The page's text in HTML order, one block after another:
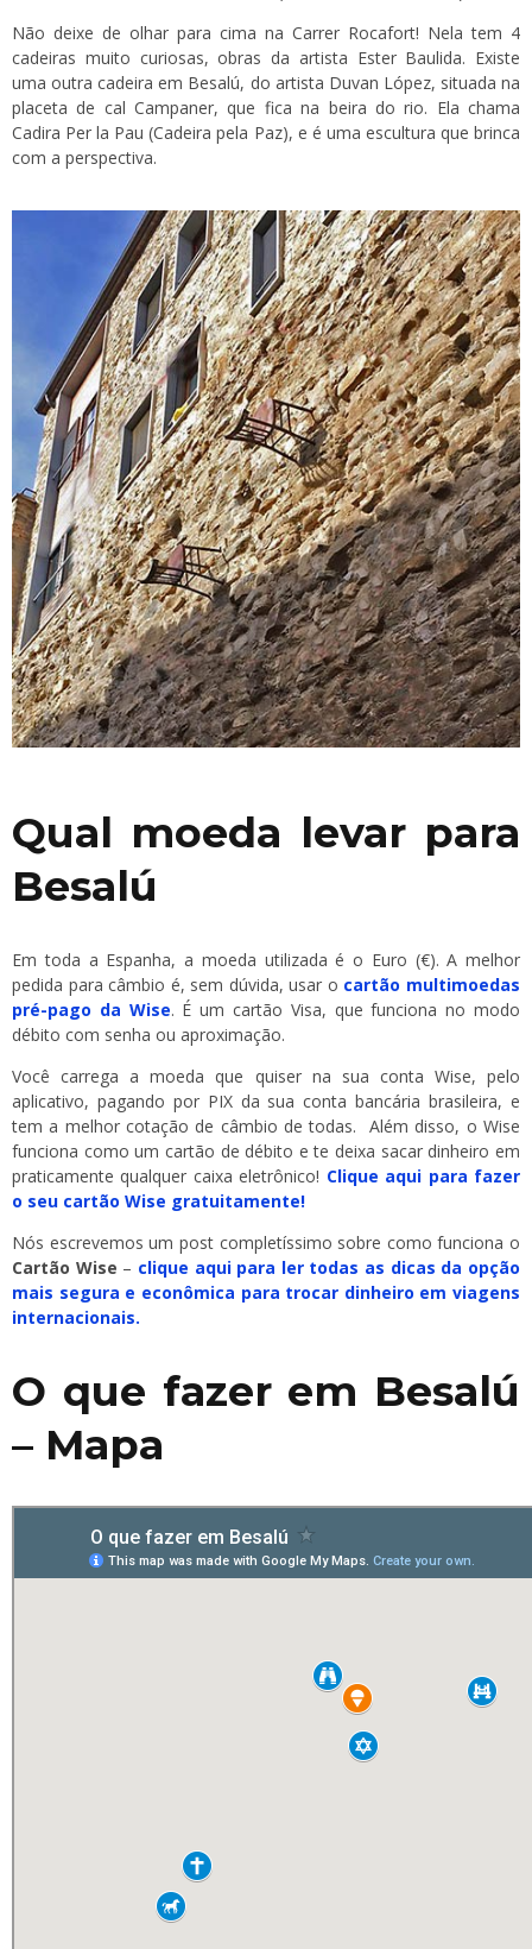
Não deixe de olhar para cima na Carrer Rocafort! Nela tem 4
cadeiras muito curiosas, obras da artista Ester Baulida. Existe
uma outra cadeira em Besalú, do artista Duvan López, situada na
placeta de cal Campaner, que fica na beira do rio. Ela chama
Cadira Per la Pau (Cadeira pela Paz), e é uma escultura que brinca
com a perspectiva.
Qual moeda levar para
Besalú
Em toda a Espanha, a moeda utilizada é o Euro (€). A melhor
pedida para câmbio é, sem dúvida, usar o cartão multimoedas
pré-pago da Wise. É um cartão Visa, que funciona no modo
débito com senha ou aproximação.
Você carrega a moeda que quiser na sua conta Wise, pelo
aplicativo, pagando por PIX da sua conta bancária brasileira, e
tem a melhor cotação de câmbio de todas. Além disso, o Wise
funciona como um cartão de débito e te deixa sacar dinheiro em
praticamente qualquer caixa eletrônico! Clique aqui para fazer
o seu cartão Wise gratuitamente!
Nós escrevemos um post completíssimo sobre como funciona o
Cartão Wise – clique aqui para ler todas as dicas da opção
mais segura e econômica para trocar dinheiro em viagens
internacionais.
O que fazer em Besalú
– Mapa